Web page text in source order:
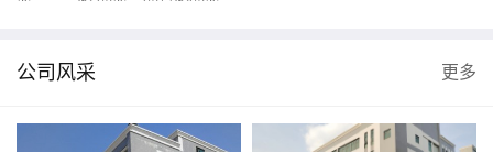
公司风采 更多